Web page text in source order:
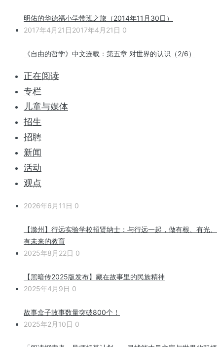
明佑的华德福小学带班之旅（2014年11月30日）
2017年4月21日2017年4月21日 0
《自由的哲学》中文连载：第五章 对世界的认识（2/6）
正在阅读
专栏
儿童与媒体
招生
招聘
新闻
活动
观点
2026年6月11日 0
【滁州】行远实验学校招贤纳士：与行远一起，做有根、有光、
有未来的教育
2025年8月22日 0
【黑暗传2025版发布】藏在故事里的民族精神
2025年4月9日 0
故事盒子故事数量突破800个！
2025年2月10日 0